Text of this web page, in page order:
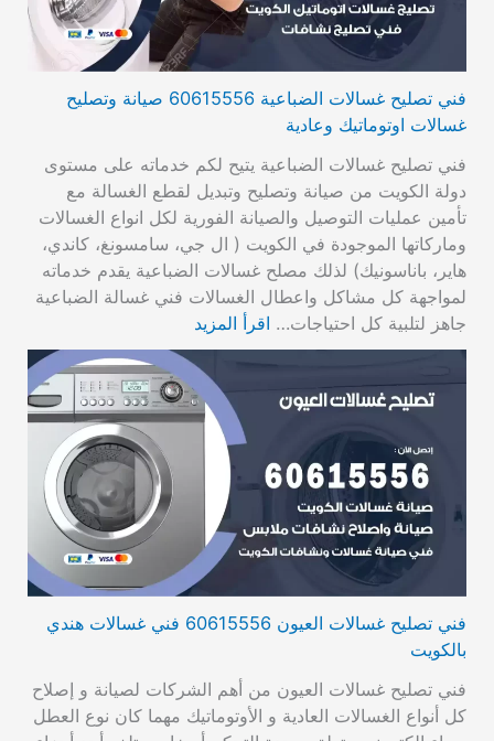
فني تصليح غسالات الضباعية 60615556 صيانة وتصليح
غسالات اوتوماتيك وعادية
فني تصليح غسالات الضباعية يتيح لكم خدماته على مستوى
دولة الكويت من صيانة وتصليح وتبديل لقطع الغسالة مع
تأمين عمليات التوصيل والصيانة الفورية لكل انواع الغسالات
وماركاتها الموجودة في الكويت ( ال جي، سامسونغ، كاندي،
هاير، باناسونيك) لذلك مصلح غسالات الضباعية يقدم خدماته
لمواجهة كل مشاكل واعطال الغسالات فني غسالة الضباعية
جاهز لتلبية كل احتياجات… اقرأ المزيد
فني تصليح غسالات العيون 60615556 فني غسالات هندي
بالكويت
فني تصليح غسالات العيون من أهم الشركات لصيانة و إصلاح
كل أنواع الغسالات العادية و الأوتوماتيك مهما كان نوع العطل